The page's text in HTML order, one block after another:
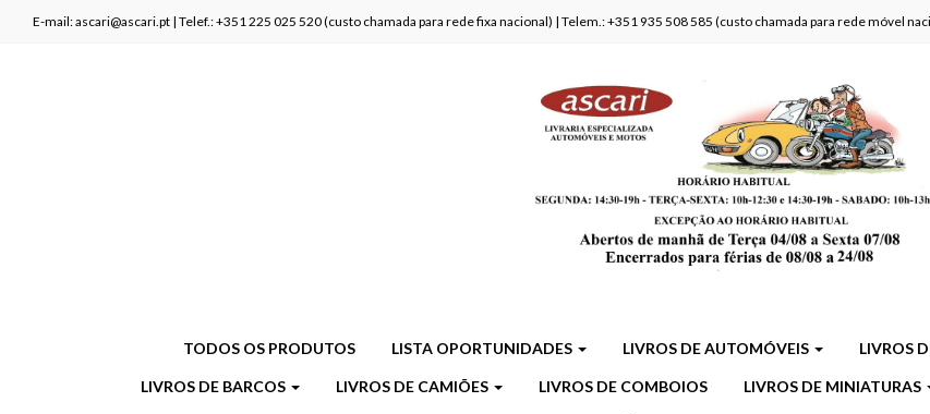
E-mail: ascari@ascari.pt | Telef.: +351 225 025 520 (custo chamada para rede fixa nacional) | Telem.: +351 935 508 585 (custo chamada para rede móvel
TODOS OS PRODUTOS LISTA OPORTUNIDADES LIVROS DE AUTOMÓVEIS LIVROS
LIVROS DE BARCOS LIVROS DE CAMIÕES LIVROS DE COMBOIOS LIVROS DE MINIATURAS